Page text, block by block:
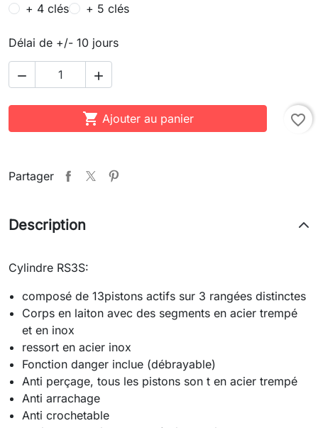
+ 4 clés
+ 5 clés
Délai de +/- 10 jours
 
 Ajouter au panier favorite_border
Partager
Description
Cylindre RS3S:
composé de 13pistons actifs sur 3 rangées distinctes
Corps en laiton avec des segments en acier trempé
et en inox
ressort en acier inox
Fonction danger inclue (débrayable)
Anti perçage, tous les pistons son t en acier trempé
Anti arrachage
Anti crochetable